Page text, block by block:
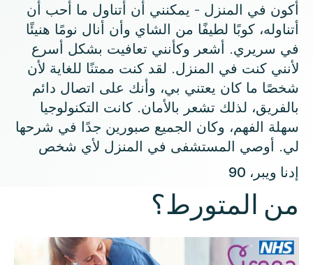
أكون في المنزل - يمكنني أن أتناول ما أحب أن
أتناوله، كوبًا لطيفًا من الشاي وأن أنال نومًا هنيئًا
في سريري. أشعر وكأنني تعافيت بشكل أسرع
لأنني كنت في المنزل. لقد كنت ممتنًا للغاية لأن
شخصًا ما كان يعتني بي، وأنك على اتصال دائم
بالفريق، لذلك تشعر بالأمان. كانت التكنولوجيا
سهلة الفهم، وكان الجميع صبورين جدًا في شرحها
لي. أوصي المستشفى في المنزل لأي شخص
إدنا ويبر، 90
من المتورط؟